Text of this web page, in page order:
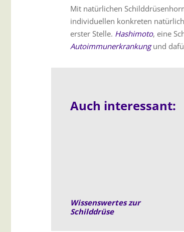
Mit natürlichen
individuellen konkreten
erster Stelle. Hashimoto, eine
Autoimmunerkrankungund
Auch interessant:
Wissenswertes zur
Schilddrüse